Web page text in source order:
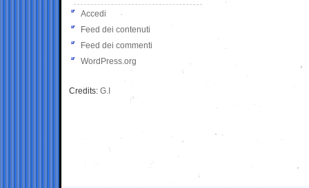
Accedi
Feed dei contenuti
Feed dei commenti
WordPress.org
Credits: G.I